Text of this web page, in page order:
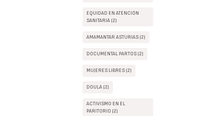
EQUIDAD EN ATENCIÓN
SANITARIA (2)
AMAMANTAR ASTURIAS (2)
DOCUMENTAL PARTOS (2)
MUJERES LIBRES (2)
DOULA (2)
ACTIVISMO EN EL
PARITORIO (2)